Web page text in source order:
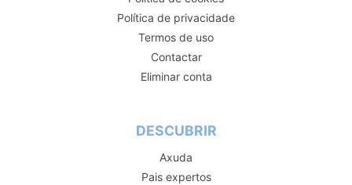
Política de privacidade
Termos de uso
Contactar
Eliminar conta
DESCUBRIR
Axuda
Pais expertos